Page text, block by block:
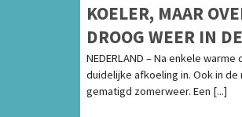
KOELER, MAAR
DROOG WEER IN
WEEK
NEDERLAND – Na enkele
duidelijke afkoeling in. Ook in
gematigd zomerweer. Een [...]